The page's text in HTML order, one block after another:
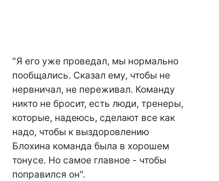
"Я его уже проведал, мы нормально
пообщались. Сказал ему, чтобы не
нервничал, не переживал. Команду
никто не бросит, есть люди, тренеры,
которые, надеюсь, сделают все как
надо, чтобы к выздоровлению
Блохина команда была в хорошем
тонусе. Но самое главное - чтобы
поправился он".